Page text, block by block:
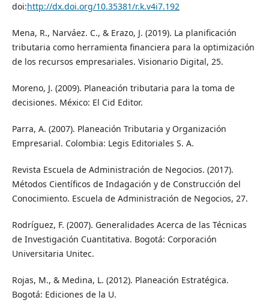
doi:http://dx.doi.org/10.35381/r.k.v4i7.192
Mena, R., Narváez. C., & Erazo, J. (2019). La planificación
tributaria como herramienta financiera para la optimización
de los recursos empresariales. Visionario Digital, 25.
Moreno, J. (2009). Planeación tributaria para la toma de
decisiones. México: El Cid Editor.
Parra, A. (2007). Planeación Tributaria y Organización
Empresarial. Colombia: Legis Editoriales S. A.
Revista Escuela de Administración de Negocios. (2017).
Métodos Científicos de Indagación y de Construcción del
Conocimiento. Escuela de Administración de Negocios, 27.
Rodríguez, F. (2007). Generalidades Acerca de las Técnicas
de Investigación Cuantitativa. Bogotá: Corporación
Universitaria Unitec.
Rojas, M., & Medina, L. (2012). Planeación Estratégica.
Bogotá: Ediciones de la U.